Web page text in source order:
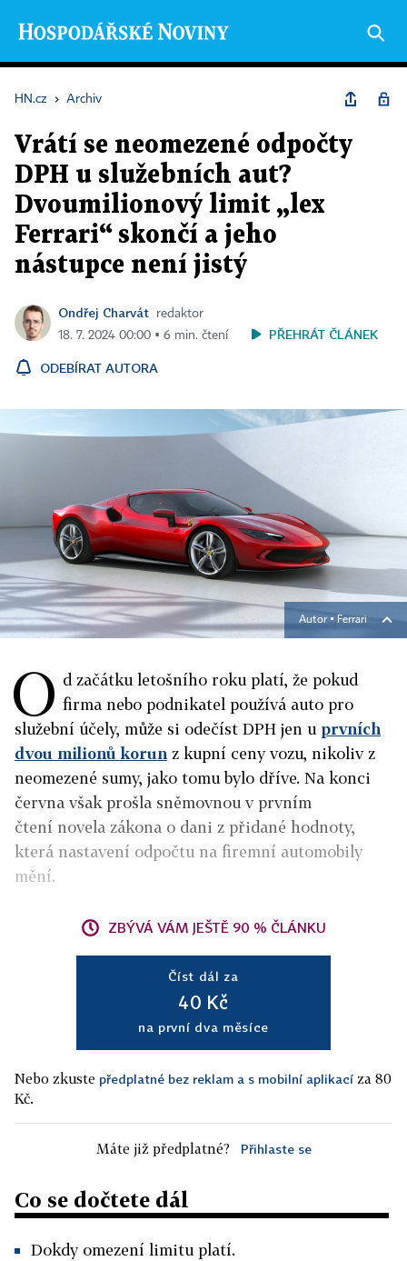
HN.cz › Archiv
Vrátí se neomezené odpočty
DPH u služebních aut?
Dvoumilionový limit „lex
Ferrari“ skončí a jeho
nástupce není jistý
Ondřej Charvát
redaktor
18. 7. 2024 00:00 ▪ 6 min. čtení
PŘEHRÁT ČLÁNEK
ODEBÍRAT AUTORA
Autor ▪ Ferrari
O d začátku letošního roku platí, že pokud
firma nebo podnikatel používá auto pro
služební účely, může si odečíst DPH jen u prvních
dvou milionů korun z kupní ceny vozu, nikoliv z
neomezené sumy, jako tomu bylo dříve. Na konci
června však prošla sněmovnou v prvním
čtení novela zákona o dani z přidané hodnoty,
která nastavení odpočtu na firemní automobily
mění.
ZBÝVÁ VÁM JEŠTĚ 90 % ČLÁNKU
Číst dál za
40 Kč
na první dva měsíce
Nebo zkuste předplatné bez reklam a s mobilní aplikací za 80
Kč.
Máte již předplatné? Přihlaste se
Co se dočtete dál
Dokdy omezení limitu platí.